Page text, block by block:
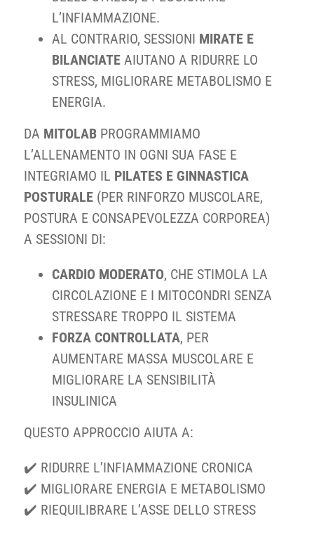
L’INFIAMMAZIONE.
AL CONTRARIO, SESSIONI MIRATE E
BILANCIATEAIUTANO A RIDURRE LO
STRESS, MIGLIORARE METABOLISMO E
ENERGIA.
DA MITOLABPROGRAMMIAMO
L’ALLENAMENTO IN OGNI SUA FASE E
INTEGRIAMO IL PILATES E GINNASTICA
POSTURALE(PER RINFORZO MUSCOLARE,
POSTURA E CONSAPEVOLEZZA CORPOREA)
A SESSIONI DI:
CARDIO MODERATO, CHE STIMOLA LA
CIRCOLAZIONE E I MITOCONDRI SENZA
STRESSARE TROPPO IL SISTEMA
FORZA CONTROLLATA, PER
AUMENTARE MASSA MUSCOLARE E
MIGLIORARE LA SENSIBILITÀ
INSULINICA
QUESTO APPROCCIO AIUTA A:
✔️ RIDURRE L’INFIAMMAZIONE CRONICA
✔️ MIGLIORARE ENERGIA E METABOLISMO
✔️ RIEQUILIBRARE L’ASSE DELLO STRESS